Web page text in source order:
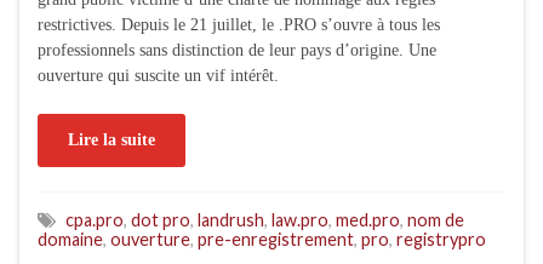
restrictives. Depuis le 21 juillet, le .PRO s’ouvre à tous les
professionnels sans distinction de leur pays d’origine. Une
ouverture qui suscite un vif intérêt.
Lire la suite
cpa.pro, dot pro, landrush, law.pro, med.pro, nom de
domaine, ouverture, pre-enregistrement, pro, registrypro